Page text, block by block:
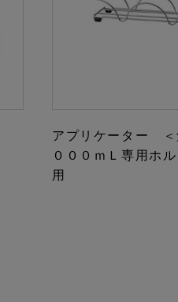
アプリケーター
０００ｍＬ専用ホ
用